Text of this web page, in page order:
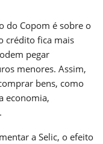
do Copom é sobre o
crédito fica mais
pegar
menores. Assim,
bens, como
economia,
a Selic, o efeito